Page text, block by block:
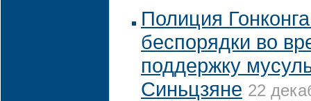
Полиция
беспорядки во
поддержку
Синьцзяне 22